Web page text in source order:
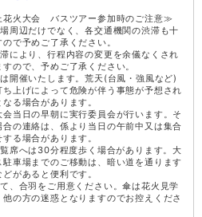
花火大会 バスツアー参加時のご注意≫
周辺だけでなく、各交通機関の渋滞も十
で予めご了承ください。
により、行程内容の変更を余儀なくされ
ので、予めご了承ください。
開催いたします。荒天(台風・強風など)
上げによって危険が伴う事態が予想され
る場合があります。
当日の早朝に実行委員会が行います。そ
の連絡は、係より当日の午前中又は集合
る場合があります。
席へは30分程度歩く場合があります。大
車場までのご移動は、暗い道を通ります
があると便利です。
、合羽をご用意ください。傘は花火見学
の方の迷惑となりますのでお控えくださ